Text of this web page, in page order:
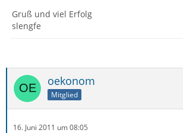
Gruß und viel Erfolg
slengfe
oekonom
Mitglied
16. Juni 2011 um 08:05